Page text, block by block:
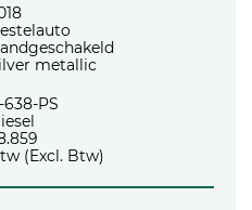
metallic
638-PS
(Excl. Btw)